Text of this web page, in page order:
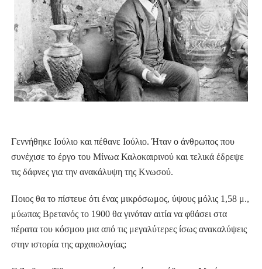
Γεννήθηκε Ιούλιο και πέθανε Ιούλιο. Ήταν ο άνθρωπος που
συνέχισε το έργο του Μίνωα Καλοκαιρινού και τελικά έδρεψε
τις δάφνες για την ανακάλυψη της Κνωσού.
Ποιος θα το πίστευε ότι ένας μικρόσωμος, ύψους μόλις 1,58 μ.,
μύωπας Βρετανός το 1900 θα γινόταν αιτία να φθάσει στα
πέρατα του κόσμου μια από τις μεγαλύτερες ίσως ανακαλύψεις
στην ιστορία της αρχαιολογίας;